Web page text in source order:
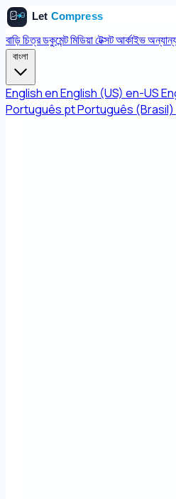
বাড়িচিত্রডকুমেন্টমিডিয়াটেক্সটআর্কাইভ
বাংলা
EnglishenEnglish (US) en-US
Português ptPortuguês (Brasil)